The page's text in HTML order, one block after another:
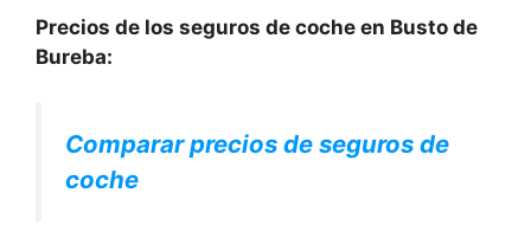
Precios de los seguros de coche en Busto de
Bureba:
Comparar precios de seguros de
coche